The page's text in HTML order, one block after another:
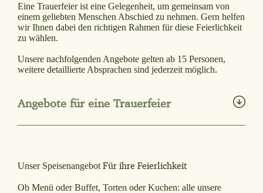
Eine Trauerfeier ist eine Gelegenheit, um gemeinsam von
einem geliebten Menschen Abschied zu nehmen. Gern helfen
wir Ihnen dabei den richtigen Rahmen für diese Feierlichkeit
zu wählen.
Unsere nachfolgenden Angebote gelten ab 15 Personen,
weitere detaillierte Absprachen sind jederzeit möglich.
Angebote für eine Trauerfeier
PDF herunterladen
Unser Speisenangebot Für ihre Feierlichkeit
Ob Menü oder Buffet, Torten oder Kuchen: alle unsere